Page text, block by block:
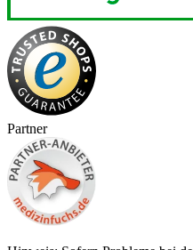
Partner